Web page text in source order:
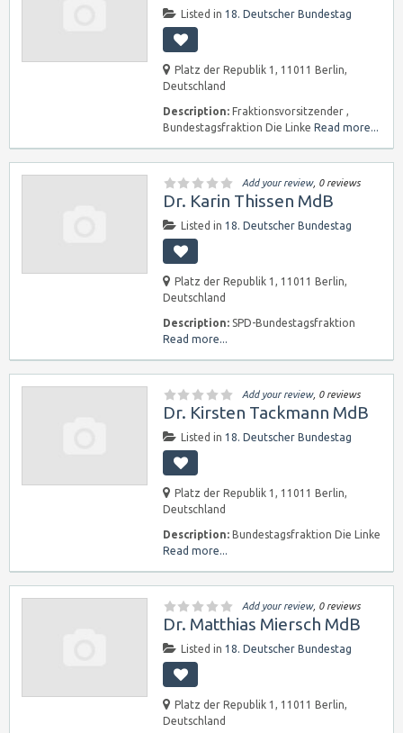
Listed in 18. Deutscher Bundestag
Platz der Republik 1, 11011 Berlin,
Deutschland
Description: Fraktionsvorsitzender ,
Bundestagsfraktion Die Linke Read more...
Add your review, 0 reviews
Dr. Karin Thissen MdB
Listed in 18. Deutscher Bundestag
Platz der Republik 1, 11011 Berlin,
Deutschland
Description: SPD-Bundestagsfraktion
Read more...
Add your review, 0 reviews
Dr. Kirsten Tackmann MdB
Listed in 18. Deutscher Bundestag
Platz der Republik 1, 11011 Berlin,
Deutschland
Description: Bundestagsfraktion Die Linke
Read more...
Add your review, 0 reviews
Dr. Matthias Miersch MdB
Listed in 18. Deutscher Bundestag
Platz der Republik 1, 11011 Berlin,
Deutschland